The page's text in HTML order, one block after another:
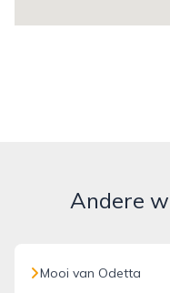
Andere
Mooi van Odetta